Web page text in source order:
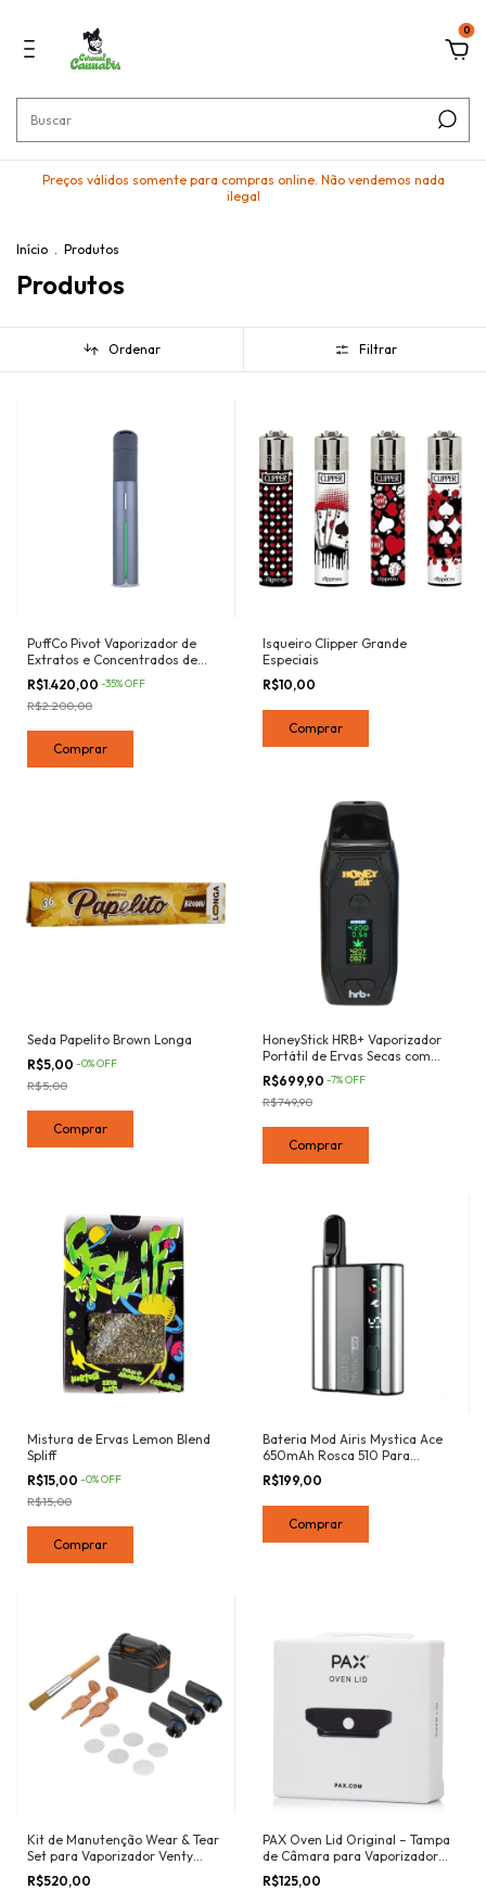
0
Preços válidos somente para compras online. Não vendemos nada
ilegal
Início . Produtos
Produtos
Ordenar Filtrar
PuffCo Pivot Vaporizador de
Extratos e Concentrados de
Ervas | Bateria 510
R$1.420,00 -35%OFF
R$2.200,00
Comprar
Isqueiro Clipper Grande
Especiais
R$10,00
Seda Papelito Brown Longa
R$5,00 -0%OFF
R$5,00
HoneyStick HRB+ Vaporizador
Portátil de Ervas Secas com
Câmara Cerâmica 14mm e
Timer de Sessão
R$699,90 -7%OFF
R$749,90
Mistura de Ervas Lemon Blend
Spliff
R$15,00 -0%OFF
R$15,00
Bateria Mod Airis Mystica Ace
650mAh Rosca 510 Para
Atomizador - Dual Charge
R$199,00
Comprar
Kit de Manutenção Wear & Tear
Set para Vaporizador Venty
Storz & Bickel Original
R$520,00
PAX Oven Lid Original – Tampa
de Câmara para Vaporizador
PAX
R$125,00